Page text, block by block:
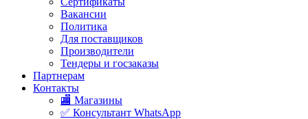
Вакансии
Политика
Для поставщиков
Производители
Тендеры и госзаказы
Партнерам
Контакты
🏬 Магазины
✅️ Консультант WhatsApp